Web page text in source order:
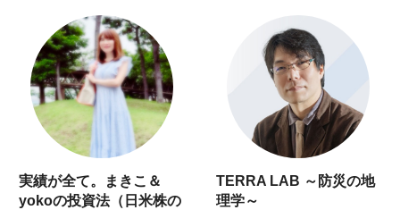
実績が全て。まきこ＆
yokoの投資法（日米株の
TERRA LAB ～防災の地
理学～